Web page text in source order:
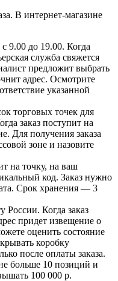
В интернет-магазине
с 9.00 до 19.00. Когда
служба свяжется
предложит выбрать
адрес. Осмотрите
указанной
торговых точек для
заказ поступит на
Для получения заказа
зоне и назовите
на точку, на ваш
код. Заказ нужно
Срок хранения — 3
России. Когда заказ
придет извещение о
оценить состояние
коробку
после оплаты заказа.
больше 10 позиций и
100 000 р.